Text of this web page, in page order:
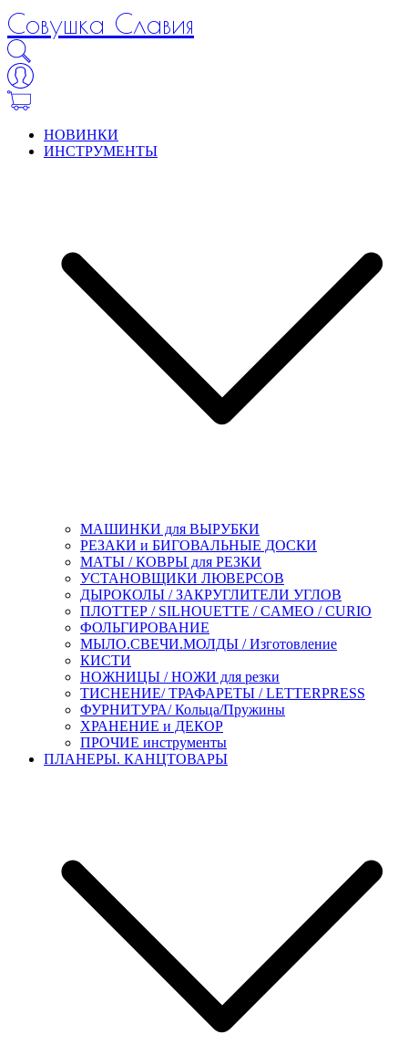
Совушка Славия
НОВИНКИ
ИНСТРУМЕНТЫ
МАШИНКИ для ВЫРУБКИ
РЕЗАКИ и БИГОВАЛЬНЫЕ ДОСКИ
МАТЫ / КОВРЫ для РЕЗКИ
УСТАНОВЩИКИ ЛЮВЕРСОВ
ДЫРОКОЛЫ / ЗАКРУГЛИТЕЛИ УГЛОВ
ПЛОТТЕР / SILHOUETTE / CAMEO / CURIO
ФОЛЬГИРОВАНИЕ
МЫЛО.СВЕЧИ.МОЛДЫ / Изготовление
КИСТИ
НОЖНИЦЫ / НОЖИ для резки
ТИСНЕНИЕ/ ТРАФАРЕТЫ / LETTERPRESS
ФУРНИТУРА/ Кольца/Пружины
ХРАНЕНИЕ и ДЕКОР
ПРОЧИЕ инструменты
ПЛАНЕРЫ. КАНЦТОВАРЫ